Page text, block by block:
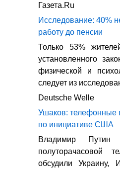
Газета.Ru
Исследование: 40%
работу до пенсии
Только 53%
установленного
физической и
следует из
Deutsche Welle
Ушаков: телефонные
по инициативе США
Владимир
полуторачасовой
обсудили